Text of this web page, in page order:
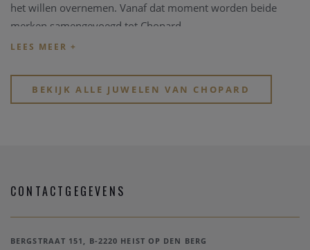
het willen overnemen. Vanaf dat moment worden beide
merken samengevoegd tot Chopard.
Genève. Chopard verbreed haar horizon door
dameshorloges en juwelenhorloges te gaan produceren
In 1980 ontwikkelt men het Happy Diamonds concept door
band, de “St. Moritz”
BEKIJK ALLE JUWELEN VAN CHOPARD
CONTACTGEGEVENS
BERGSTRAAT 151, B-2220 HEIST OP DEN BERG